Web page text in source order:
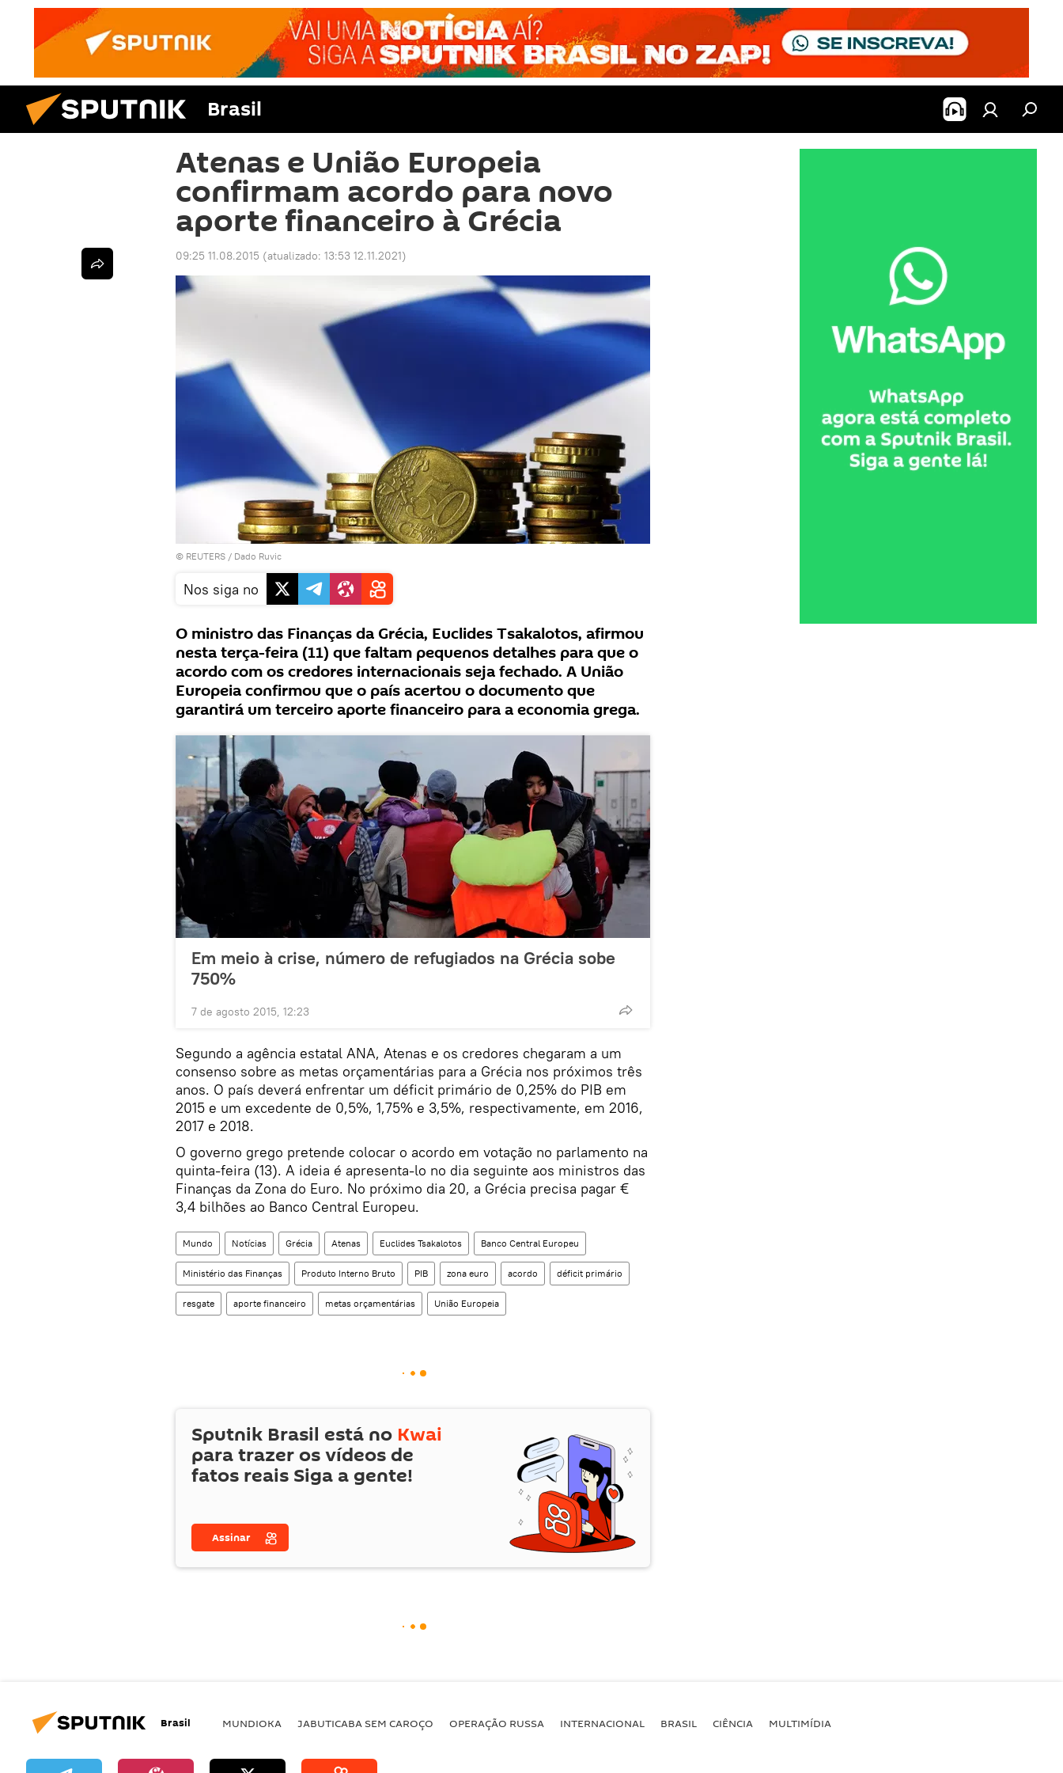
Brasil
Atenas e União Europeia
confirmam acordo para novo
aporte financeiro à Grécia
09:25 11.08.2015 (atualizado: 13:53 12.11.2021)
© REUTERS / Dado Ruvic
Nos siga no
O ministro das Finanças da Grécia, Euclides Tsakalotos, afirmou
nesta terça-feira (11) que faltam pequenos detalhes para que o
acordo com os credores internacionais seja fechado. A União
Europeia confirmou que o país acertou o documento que
garantirá um terceiro aporte financeiro para a economia grega.
Em meio à crise, número de refugiados na Grécia sobe
750%
7 de agosto 2015, 12:23
Segundo a agência estatal ANA, Atenas e os credores chegaram a um
consenso sobre as metas orçamentárias para a Grécia nos próximos três
anos. O país deverá enfrentar um déficit primário de 0,25% do PIB em
2015 e um excedente de 0,5%, 1,75% e 3,5%, respectivamente, em 2016,
2017 e 2018.
O governo grego pretende colocar o acordo em votação no parlamento na
quinta-feira (13). A ideia é apresenta-lo no dia seguinte aos ministros das
Finanças da Zona do Euro. No próximo dia 20, a Grécia precisa pagar €
3,4 bilhões ao Banco Central Europeu.
Mundo Notícias Grécia Atenas Euclides Tsakalotos Banco Central Europeu
Ministério das Finanças Produto Interno Bruto PIB zona euro acordo déficit primário
resgate aporte financeiro metas orçamentárias União Europeia
Sputnik Brasil está no Kwai
para trazer os vídeos de
fatos reais Siga a gente!
Assinar
Brasil MUNDIOKA JABUTICABA SEM CAROÇO OPERAÇÃO RUSSA INTERNACIONAL BRASIL CIÊNCIA MULTIMÍDIA